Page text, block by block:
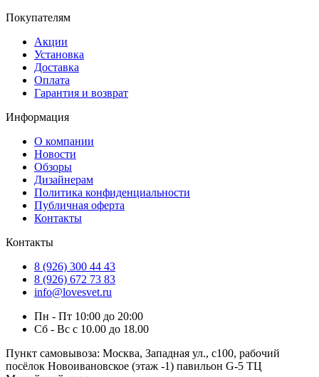
Покупателям
Акции
Установка
Доставка
Оплата
Гарантия и возврат
Информация
О компании
Новости
Обзоры
Дизайнерам
Политика конфиденциальности
Публичная оферта
Контакты
Контакты
8 (926) 300 44 43
8 (926) 672 73 83
info@lovesvet.ru
Пн - Пт 10:00 до 20:00
Сб - Вс с 10.00 до 18.00
Пункт самовывоза: Москва, Западная ул., с100, рабочий
посёлок Новоивановское (этаж -1) павильон G-5 ТЦ